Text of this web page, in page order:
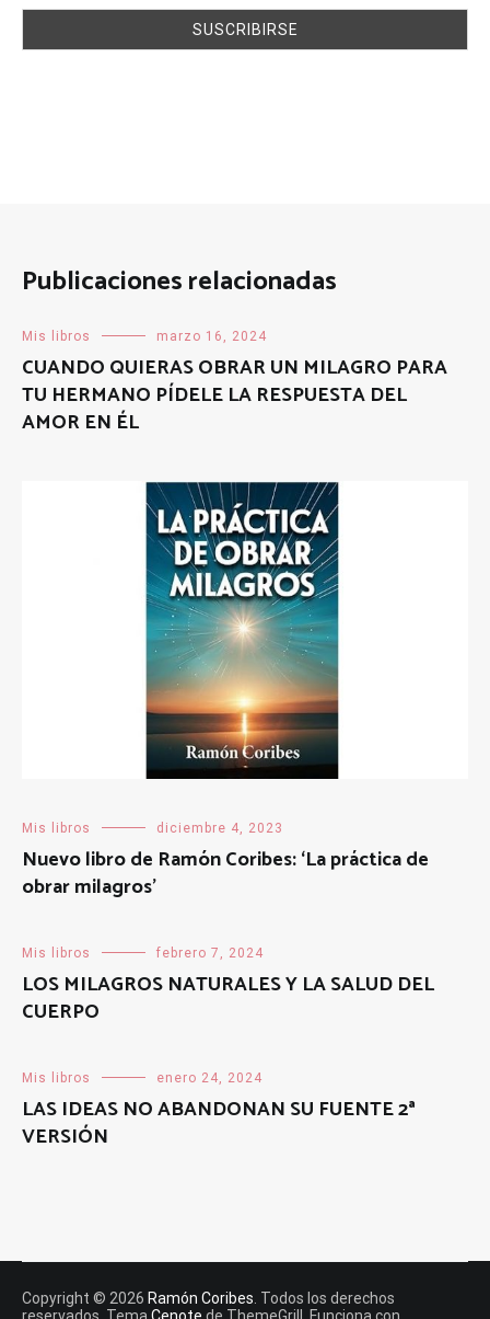
Publicaciones relacionadas
Mis libros marzo 16, 2024
CUANDO QUIERAS OBRAR UN MILAGRO PARA
TU HERMANO PÍDELE LA RESPUESTA DEL
AMOR EN ÉL
Mis libros diciembre 4, 2023
Nuevo libro de Ramón Coribes: ‘La práctica de
obrar milagros’
Mis libros febrero 7, 2024
LOS MILAGROS NATURALES Y LA SALUD DEL
CUERPO
Mis libros enero 24, 2024
LAS IDEAS NO ABANDONAN SU FUENTE 2ª
VERSIÓN
Copyright © 2026 Ramón Coribes . Todos los derechos